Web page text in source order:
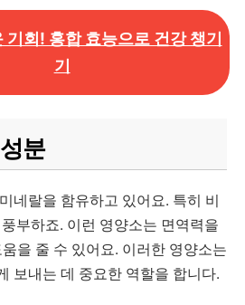
기회! 홍합 효능으로 건강 챙기
기
분
네랄을 함유하고 있어요. 특히 비
부하죠. 이런 영양소는 면역력을
을 줄 수 있어요. 이러한 영양소는
보내는 데 중요한 역할을 합니다.